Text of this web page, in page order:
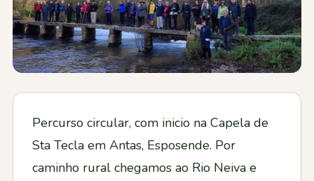
Percurso circular, com inicio na Capela de
Sta Tecla em Antas, Esposende. Por
caminho rural chegamos ao Rio Neiva e